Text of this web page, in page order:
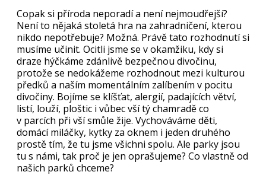
Copak si příroda neporadí a není nejmoudřejší?
Není to nějaká stoletá hra na zahradničení, kterou
nikdo nepotřebuje? Možná. Právě tato rozhodnutí si
musíme učinit. Ocitli jsme se v okamžiku, kdy si
draze hýčkáme zdánlivě bezpečnou divočinu,
protože se nedokážeme rozhodnout mezi kulturou
předků a naším momentálním zalíbením v pocitu
divočiny. Bojíme se klíšťat, alergií, padajících větví,
listí, louží, ploštic i vůbec vší tý chamradě co
v parcích při vší smůle žije. Vychováváme děti,
domácí miláčky, kytky za oknem i jeden druhého
prostě tím, že tu jsme všichni spolu. Ale parky jsou
tu s námi, tak proč je jen oprašujeme? Co vlastně od
našich parků chceme?